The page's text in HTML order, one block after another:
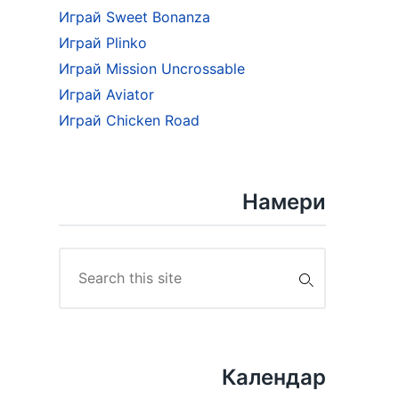
Играй Sweet Bonanza
Играй Plinko
Играй Mission Uncrossable
Играй Aviator
Играй Chicken Road
Намери
for:
Календар